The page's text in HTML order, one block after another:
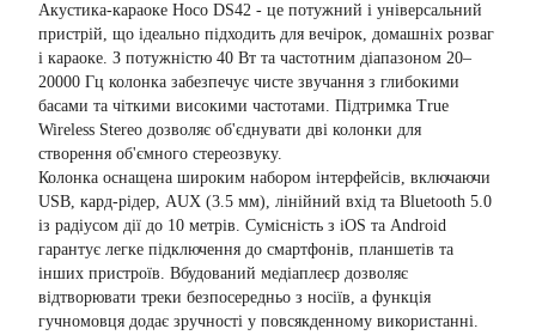
Акустика-караоке Hoco DS42 - це потужний і універсальний
пристрій, що ідеально підходить для вечірок, домашніх розваг
і караоке. З потужністю 40 Вт та частотним діапазоном 20–
20000 Гц колонка забезпечує чисте звучання з глибокими
басами та чіткими високими частотами. Підтримка True
Wireless Stereo дозволяє об'єднувати дві колонки для
створення об'ємного стереозвуку.
Колонка оснащена широким набором інтерфейсів, включаючи
USB, кард-рідер, AUX (3.5 мм), лінійний вхід та Bluetooth 5.0
із радіусом дії до 10 метрів. Сумісність з iOS та Android
гарантує легке підключення до смартфонів, планшетів та
інших пристроїв. Вбудований медіаплеєр дозволяє
відтворювати треки безпосередньо з носіїв, а функція
гучномовця додає зручності у повсякденному використанні.